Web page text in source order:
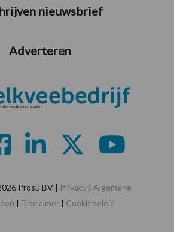
nieuwsbrief
Adverteren
Prosu BV | Privacy | Algemene
| Disclaimer | Cookiebeleid